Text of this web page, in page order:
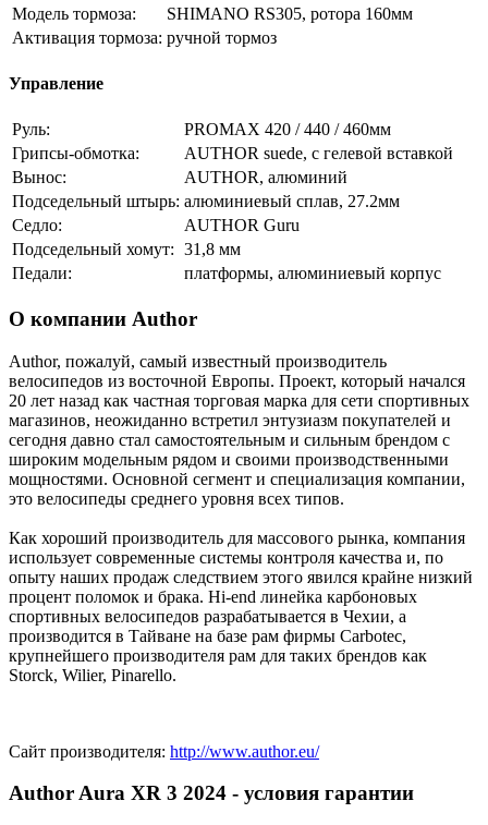
Модель тормоза:
SHIMANO RS305, ротора 160мм
Активация тормоза: ручной тормоз
Управление
Руль:
PROMAX 420 / 440 / 460мм
Грипсы-обмотка:
AUTHOR suede, с гелевой вставкой
Вынос:
AUTHOR, алюминий
Подседельный штырь: алюминиевый сплав, 27.2мм
Седло:
AUTHOR Guru
Подседельный хомут: 31,8 мм
Педали:
платформы, алюминиевый корпус
О компании Author
Author, пожалуй, самый известный производитель
велосипедов из восточной Европы. Проект, который начался
20 лет назад как частная торговая марка для сети спортивных
магазинов, неожиданно встретил энтузиазм покупателей и
сегодня давно стал самостоятельным и сильным брендом с
широким модельным рядом и своими производственными
мощностями. Основной сегмент и специализация компании,
это велосипеды среднего уровня всех типов.
Как хороший производитель для массового рынка, компания
использует современные системы контроля качества и, по
опыту наших продаж следствием этого явился крайне низкий
процент поломок и брака. Hi-end линейка карбоновых
спортивных велосипедов разрабатывается в Чехии, а
производится в Тайване на базе рам фирмы Carbotec,
крупнейшего производителя рам для таких брендов как
Storck, Wilier, Pinarello.
Сайт производителя: http://www.author.eu/
Author Aura XR 3 2024 - условия гарантии